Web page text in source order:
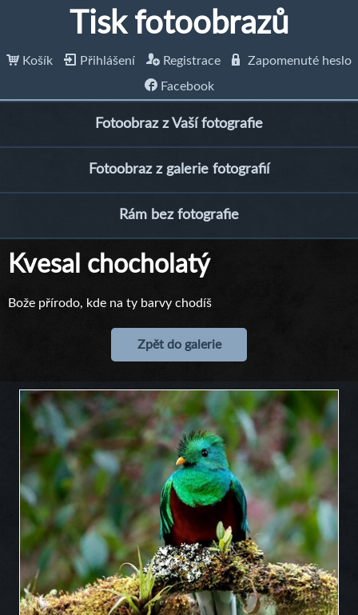
Tisk fotoobrazů
Košík Přihlášení Registrace
Zapomenuté heslo
Facebook
Fotoobraz z Vaší fotografie
Fotoobraz z galerie fotografií
Rám bez fotografie
Kvesal chocholatý
Bože přírodo, kde na ty barvy chodíš
Zpět do galerie